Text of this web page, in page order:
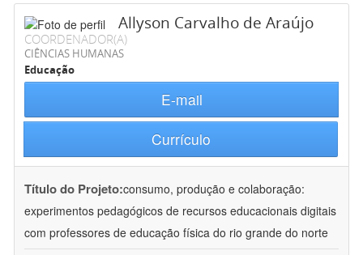
Allyson Carvalho de Araújo
COORDENADOR(A)
CIÊNCIAS HUMANAS
Educação
E-mail
Currículo
Título do Projeto:consumo, produção e colaboração:
experimentos pedagógicos de recursos educacionais digitais
com professores de educação física do rio grande do norte